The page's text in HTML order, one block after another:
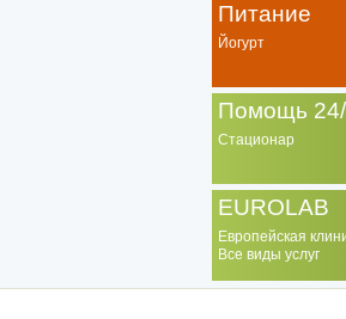
Питание
Йогурт
Помощь
Стационар
EUROLAB
Европейская
Все виды услуг